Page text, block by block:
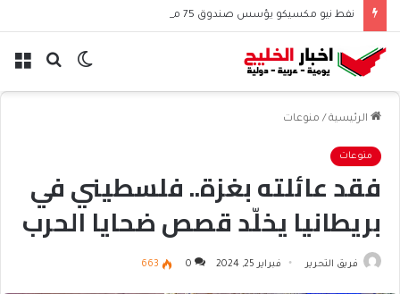
نفط نيو مكسيكو يؤسس صندوق 75 مليار دولار ويشعل جدل الإنفاق
بحث الوضع
الرئيسية / منوعات
منوعات
فقد عائلته بغزة.. فلسطيني في
بريطانيا يخلّد قصص ضحايا الحرب
فريق التحرير فبراير 25, 2024 0
663